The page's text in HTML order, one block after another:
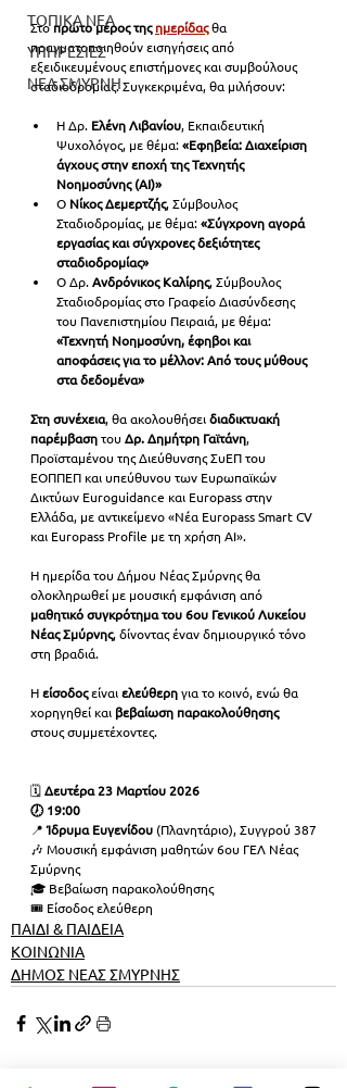
ΤΟΠΙΚΑ ΝΕΑ
ΥΠΗΡΕΣΙΕΣ
ΝΕΑ ΣΜΥΡΝΗ
Στο πρώτο μέρος της ημερίδας θα
πραγματοποιηθούν εισηγήσεις από
εξειδικευμένους επιστήμονες και συμβούλους
σταδιοδρομίας. Συγκεκριμένα, θα μιλήσουν:
Η Δρ. Ελένη Λιβανίου, Εκπαιδευτική
Ψυχολόγος, με θέμα: «Εφηβεία: Διαχείριση
άγχους στην εποχή της Τεχνητής
Νοημοσύνης (AI)»
Ο Νίκος Δεμερτζής, Σύμβουλος
Σταδιοδρομίας, με θέμα: «Σύγχρονη αγορά
εργασίας και σύγχρονες δεξιότητες
σταδιοδρομίας»
Ο Δρ. Ανδρόνικος Καλίρης, Σύμβουλος
Σταδιοδρομίας στο Γραφείο Διασύνδεσης
του Πανεπιστημίου Πειραιά, με θέμα:
«Τεχνητή Νοημοσύνη, έφηβοι και
αποφάσεις για το μέλλον: Από τους μύθους
στα δεδομένα»
Στη συνέχεια, θα ακολουθήσει διαδικτυακή
παρέμβαση του Δρ. Δημήτρη Γαϊτάνη,
Προϊσταμένου της Διεύθυνσης ΣυΕΠ του
ΕΟΠΠΕΠ και υπεύθυνου των Ευρωπαϊκών
Δικτύων Euroguidance και Europass στην
Ελλάδα, με αντικείμενο «Νέα Europass Smart CV
και Europass Profile με τη χρήση AI».
Η ημερίδα του Δήμου Νέας Σμύρνης θα
ολοκληρωθεί με μουσική εμφάνιση από
μαθητικό συγκρότημα του 6ου Γενικού Λυκείου
Νέας Σμύρνης, δίνοντας έναν δημιουργικό τόνο
στη βραδιά.
Η είσοδος είναι ελεύθερη για το κοινό, ενώ θα
χορηγηθεί και βεβαίωση παρακολούθησης
στους συμμετέχοντες.
🗓️ Δευτέρα 23 Μαρτίου 2026
🕖 19:00
📍 Ίδρυμα Ευγενίδου (Πλανητάριο), Συγγρού 387
🎶 Μουσική εμφάνιση μαθητών 6ου ΓΕΛ Νέας
Σμύρνης
🎓 Βεβαίωση παρακολούθησης
🎟️ Είσοδος ελεύθερη
ΠΑΙΔΙ & ΠΑΙΔΕΙΑ
ΚΟΙΝΩΝΙΑ
ΔΗΜΟΣ ΝΕΑΣ ΣΜΥΡΝΗΣ